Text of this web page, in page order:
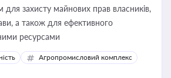
захисту майнових прав власників,
а також для ефективного
ресурсами
Агропромисловий комплекс